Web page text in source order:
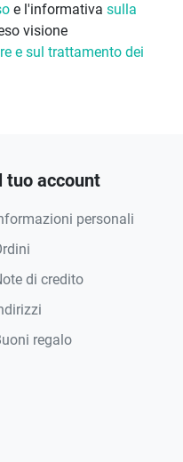
e l'informativa sulla
visione
e sul trattamento dei
tuo account
personali
di credito
regalo